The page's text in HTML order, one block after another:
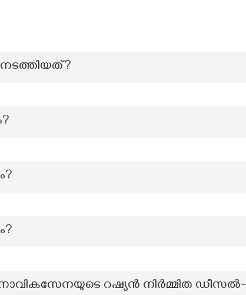
നടത്തിയത്?
നാവികസേനയുടെ റഷ്യൻ നിർമ്മിത ഡീസൽ-